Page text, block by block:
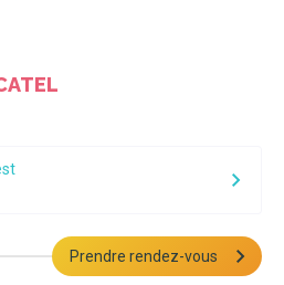
Prendre rendez-vous